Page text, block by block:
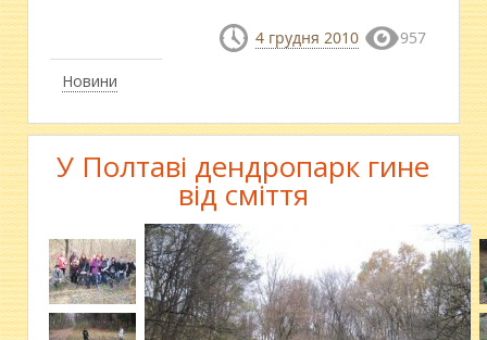
Новини
4 грудня 2010 957
У Полтаві дендропарк гине
від сміття